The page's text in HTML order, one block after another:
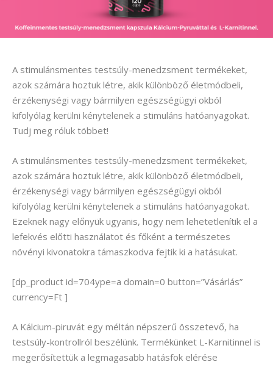
A stimulánsmentes testsúly-menedzsment termékeket,
azok számára hoztuk létre, akik különböző életmódbeli,
érzékenységi vagy bármilyen egészségügyi okból
kifolyólag kerülni kénytelenek a stimuláns hatóanyagokat.
Tudj meg róluk többet!
A stimulánsmentes testsúly-menedzsment termékeket,
azok számára hoztuk létre, akik különböző életmódbeli,
érzékenységi vagy bármilyen egészségügyi okból
kifolyólag kerülni kénytelenek a stimuláns hatóanyagokat.
Ezeknek nagy előnyük ugyanis, hogy nem lehetetlenítik el a
lefekvés előtti használatot és főként a természetes
növényi kivonatokra támaszkodva fejtik ki a hatásukat.
[dp_product id=704ype=a domain=0 button=”Vásárlás”
currency=Ft ]
A Kálcium-piruvát egy méltán népszerű összetevő, ha
testsúly-kontrollról beszélünk. Termékünket L-Karnitinnel is
megerősítettük a legmagasabb hatásfok elérése